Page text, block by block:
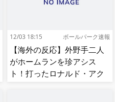
12/03 18:15 ボールパーク速報
【海外の反応】外野手二人
がホームランを珍アシス
ト！打ったロナルド・アク